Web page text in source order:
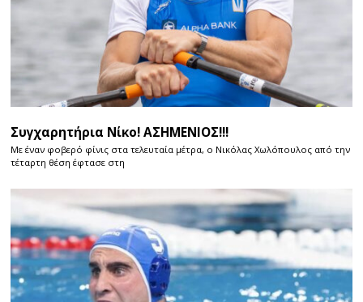
Συγχαρητήρια Νίκο! ΑΣΗΜΕΝΙΟΣ!!!
Με έναν φοβερό φίνις στα τελευταία μέτρα, ο Νικόλας Χωλόπουλος από την
τέταρτη θέση έφτασε στη